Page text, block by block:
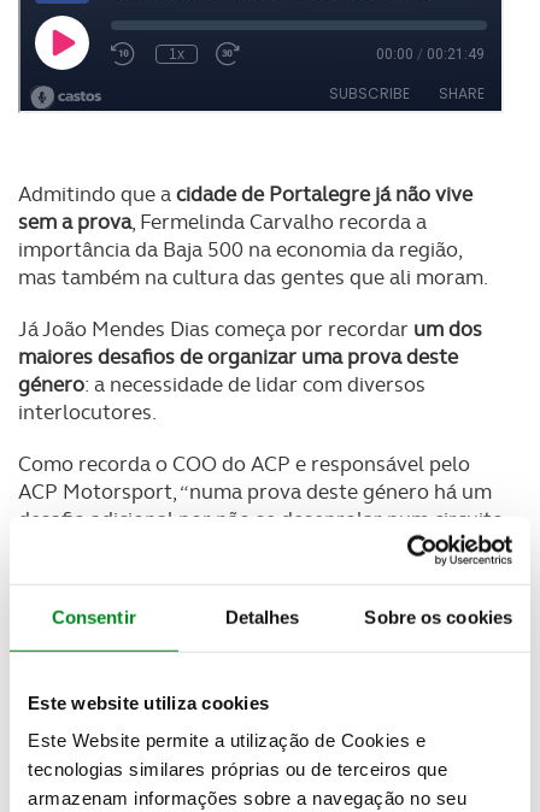
Consentir Detalhes Sobre os cookies
Este website utiliza cookies
Este Website permite a utilização de Cookies e
tecnologias similares próprias ou de terceiros que
armazenam informações sobre a navegação no seu
Admitindo que acidade de Portalegre já não vive
sem a prova, Fermelinda Carvalho recorda a
importância da Baja 500 na economia da região,
mas também na cultura das gentes que ali moram.
Já João Mendes Dias começa por recordar um dos
maiores desafios de organizar uma prova deste
género: a necessidade de lidar com diversos
interlocutores.
Como recorda o COO do ACP e responsável pelo
ACP Motorsport, “numa prova deste género há um
desafio adicional por não se desenrolar num circuito
interlocutores. A prova desenrola-se nos terrenos
há muito e a quem temos de agradecer”.
acaba uma Baja começamos a preparar a do
próximo ano” e reforça que “é também preciso que
a prova vá evoluindo ao longo dos anos”.